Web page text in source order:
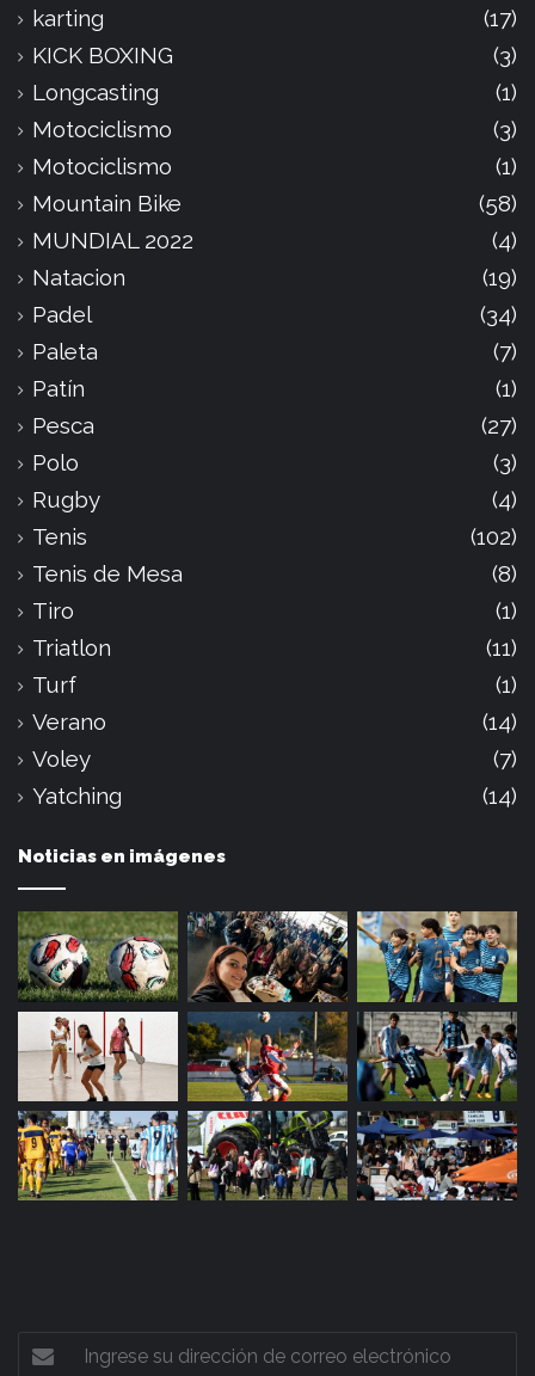
karting
(17)
KICK BOXING
(3)
Longcasting
(1)
Motociclismo
(3)
Motociclismo
(1)
Mountain Bike
(58)
MUNDIAL 2022
(4)
Natacion
(19)
Padel
(34)
Paleta
(7)
Patín
(1)
Pesca
(27)
Polo
(3)
Rugby
(4)
Tenis
(102)
Tenis de Mesa
(8)
Tiro
(1)
Triatlon
(11)
Turf
(1)
Verano
(14)
Voley
(7)
Yatching
(14)
Noticias en imágenes
Ingrese
su